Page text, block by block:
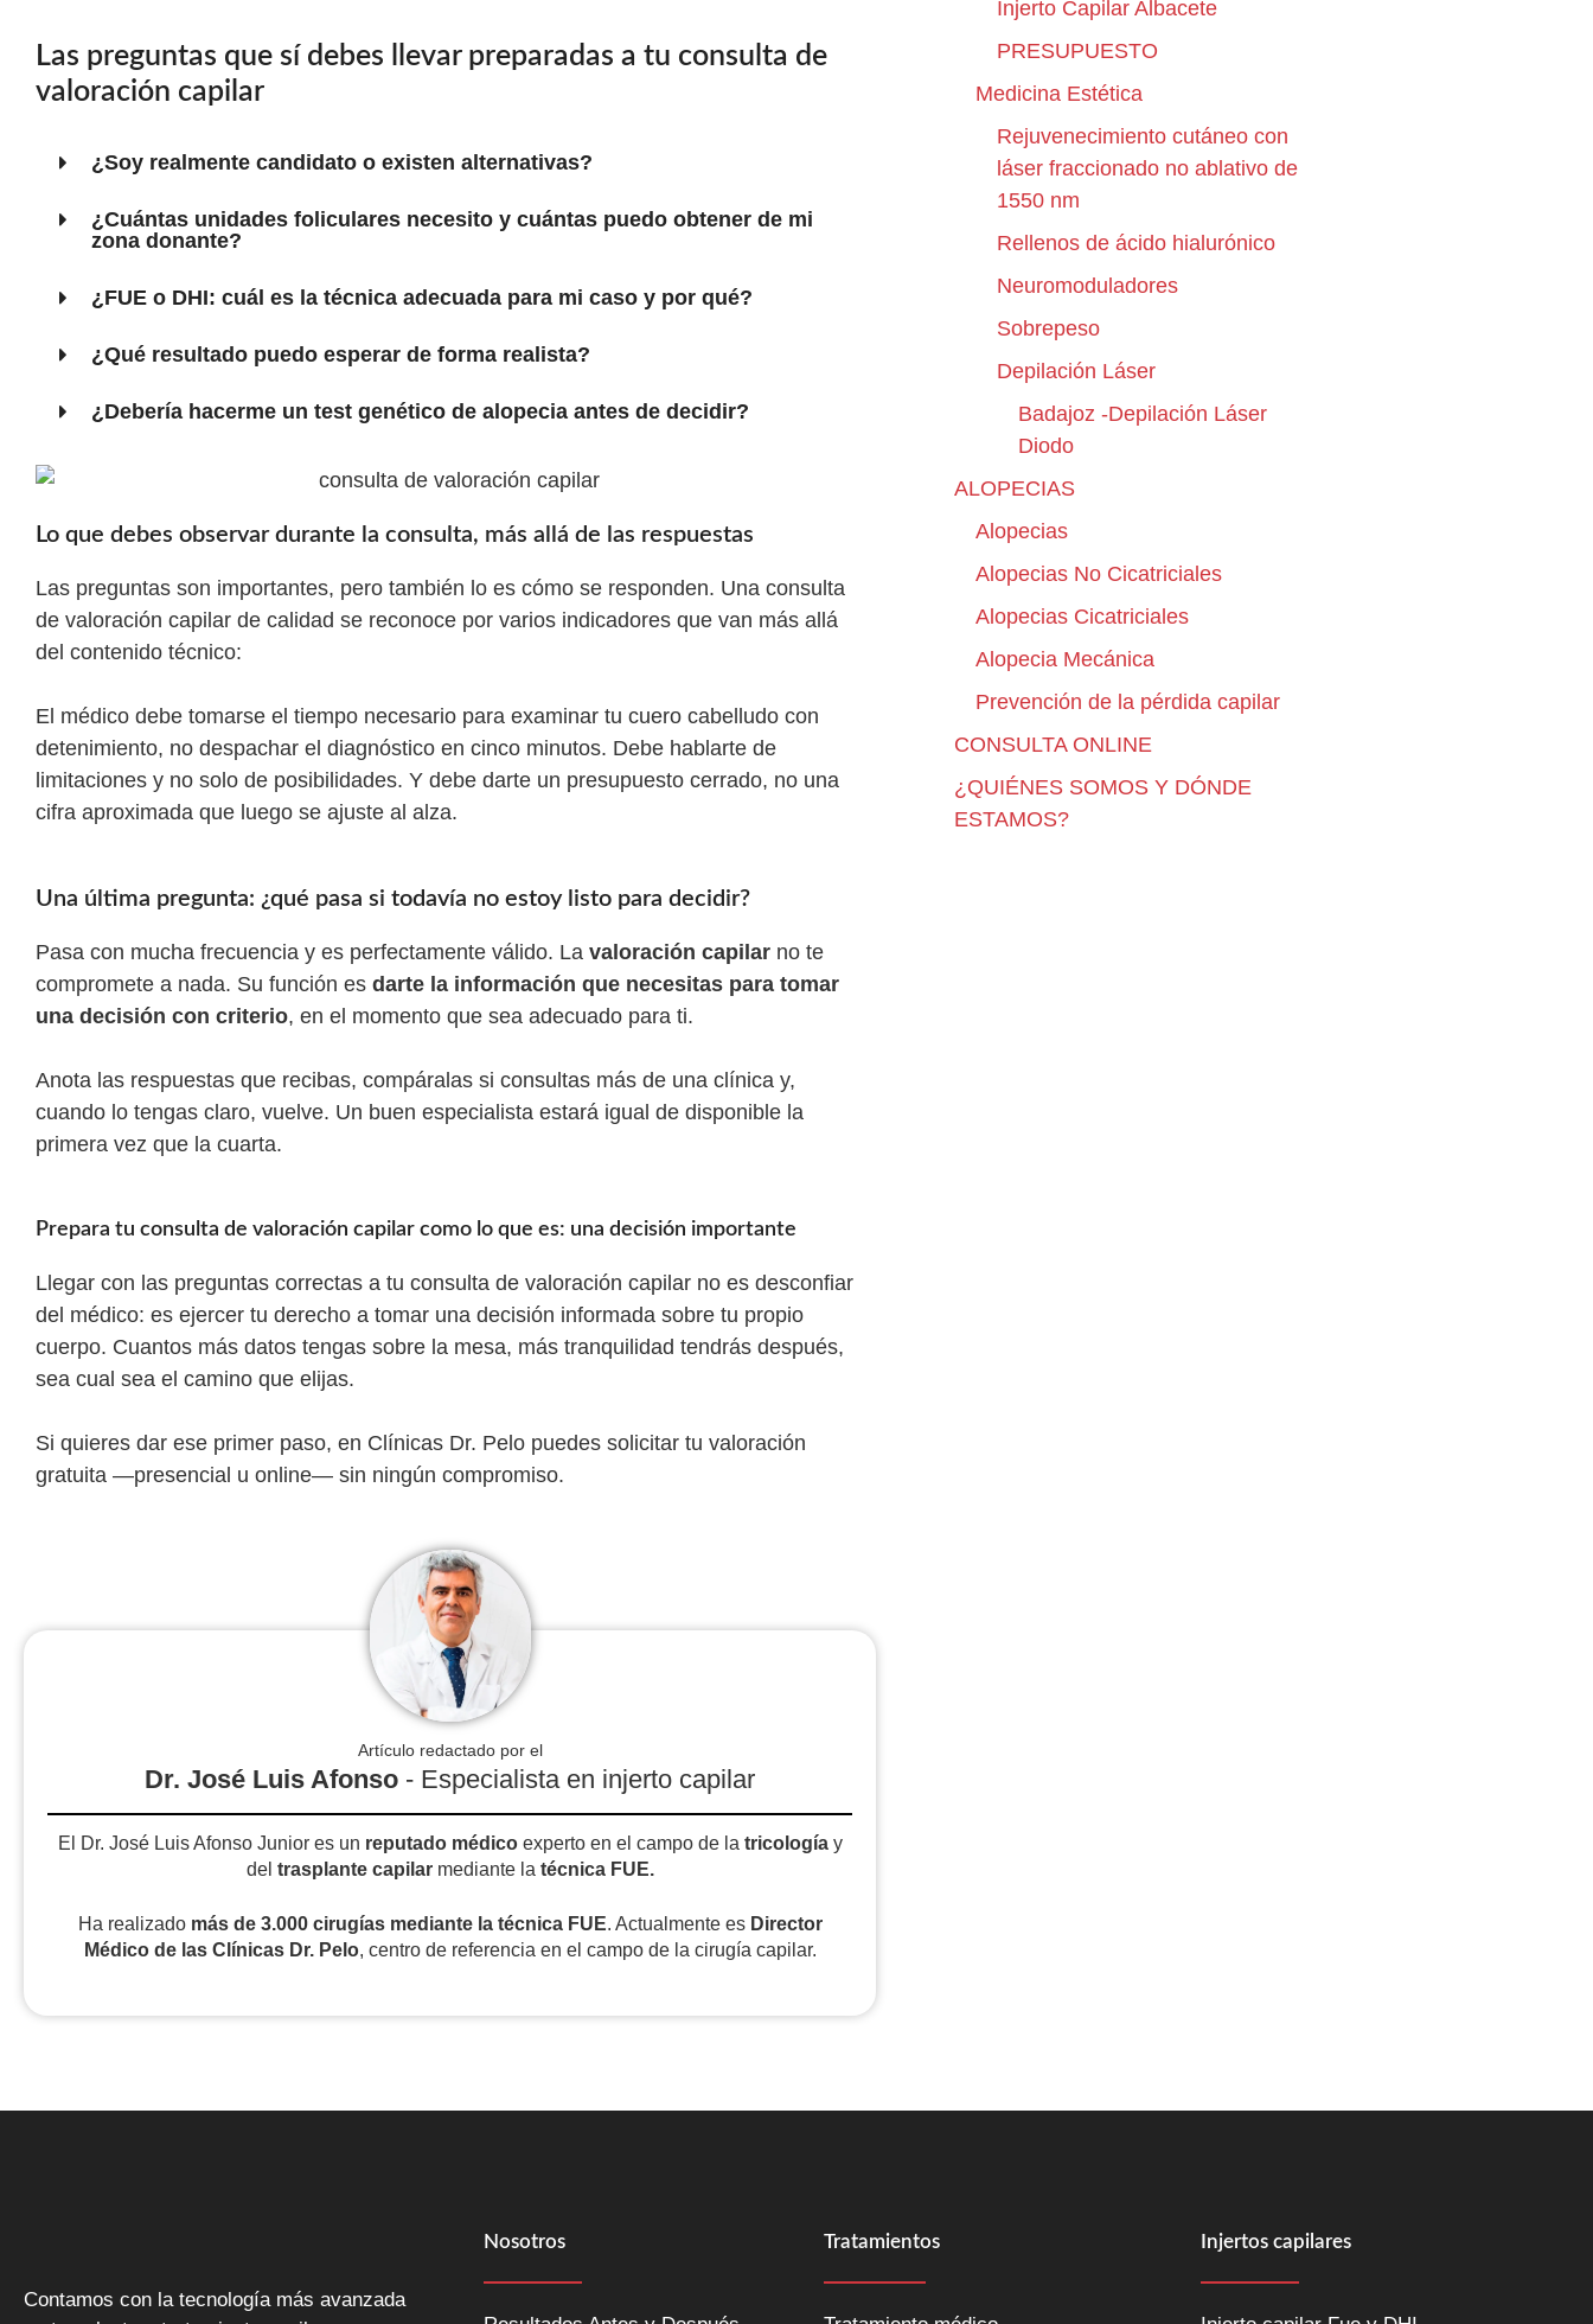
Las preguntas que sí debes llevar preparadas a tu consulta de
valoración capilar
¿Soy realmente candidato o existen alternativas?
¿Cuántas unidades foliculares necesito y cuántas puedo obtener de mi
zona donante?
¿FUE o DHI: cuál es la técnica adecuada para mi caso y por qué?
¿Qué resultado puedo esperar de forma realista?
¿Debería hacerme un test genético de alopecia antes de decidir?
Lo que debes observar durante la consulta, más allá de las respuestas
Las preguntas son importantes, pero también lo es cómo se responden. Una consulta
de valoración capilar de calidad se reconoce por varios indicadores que van más allá
del contenido técnico:
El médico debe tomarse el tiempo necesario para examinar tu cuero cabelludo con
detenimiento, no despachar el diagnóstico en cinco minutos. Debe hablarte de
limitaciones y no solo de posibilidades. Y debe darte un presupuesto cerrado, no una
cifra aproximada que luego se ajuste al alza.
Una última pregunta: ¿qué pasa si todavía no estoy listo para decidir?
Pasa con mucha frecuencia y es perfectamente válido. La valoración capilar no te
compromete a nada. Su función es darte la información que necesitas para tomar
una decisión con criterio, en el momento que sea adecuado para ti.
Anota las respuestas que recibas, compáralas si consultas más de una clínica y,
cuando lo tengas claro, vuelve. Un buen especialista estará igual de disponible la
primera vez que la cuarta.
Prepara tu consulta de valoración capilar como lo que es: una decisión importante
Llegar con las preguntas correctas a tu consulta de valoración capilar no es desconfiar
del médico: es ejercer tu derecho a tomar una decisión informada sobre tu propio
cuerpo. Cuantos más datos tengas sobre la mesa, más tranquilidad tendrás después,
sea cual sea el camino que elijas.
Si quieres dar ese primer paso, en Clínicas Dr. Pelo puedes solicitar tu valoración
gratuita —presencial u online— sin ningún compromiso.
Artículo redactado por el
Dr. José Luis Afonso - Especialista en injerto capilar
El Dr. José Luis Afonso Junior es un reputado médico experto en el campo de la tricología y
del trasplante capilar mediante la técnica FUE.
Ha realizado más de 3.000 cirugías mediante la técnica FUE. Actualmente es Director
Médico de las Clínicas Dr. Pelo, centro de referencia en el campo de la cirugía capilar.
Injerto Capilar Albacete
PRESUPUESTO
Medicina Estética
Rejuvenecimiento cutáneo con
láser fraccionado no ablativo de
1550 nm
Rellenos de ácido hialurónico
Neuromoduladores
Sobrepeso
Depilación Láser
Badajoz -Depilación Láser
Diodo
ALOPECIAS
Alopecias
Alopecias No Cicatriciales
Alopecias Cicatriciales
Alopecia Mecánica
Prevención de la pérdida capilar
CONSULTA ONLINE
¿QUIÉNES SOMOS Y DÓNDE
ESTAMOS?
Contamos con la tecnología más avanzada
Nosotros Tratamientos Injertos capilares